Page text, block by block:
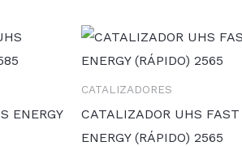
ENERGY
CATALIZADORES
CATALIZADOR UHS FAST
ENERGY (RÁPIDO) 2565